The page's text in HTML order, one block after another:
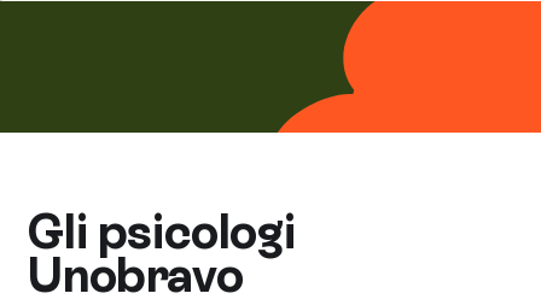
Gli psicologi
Unobravo